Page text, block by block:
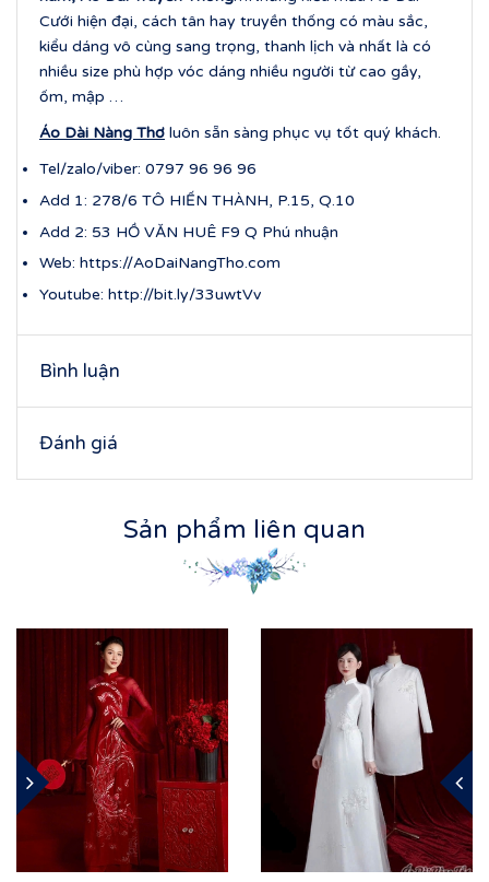
Cưới hiện đại, cách tân hay truyền thống có màu sắc,
kiểu dáng vô cùng sang trọng, thanh lịch và nhất là có
nhiều size phù hợp vóc dáng nhiều người từ cao gầy,
ốm, mập …
Áo Dài Nàng Thơ luôn sẵn sàng phục vụ tốt quý khách.
Tel/zalo/viber: 0797 96 96 96
Add 1: 278/6 TÔ HIẾN THÀNH, P.15, Q.10
Add 2: 53 HỒ VĂN HUÊ F9 Q Phú nhuận
Web: https://AoDaiNangTho.com
Youtube: http://bit.ly/33uwtVv
Bình luận
Đánh giá
Sản phẩm liên quan